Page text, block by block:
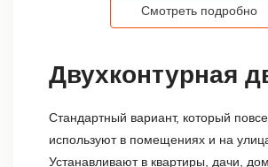
Двухконтурная
Стандартный вариант, который
используют в помещениях и на
Устанавливают в квартиры, дачи,
Смотреть подробно